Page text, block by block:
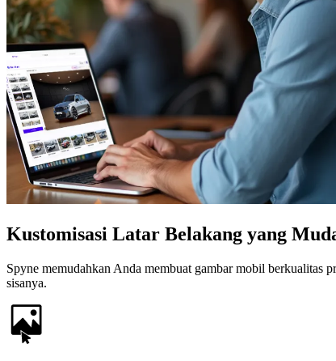
Kustomisasi Latar Belakang yang
Spyne memudahkan Anda membuat gambar mobil
sisanya.